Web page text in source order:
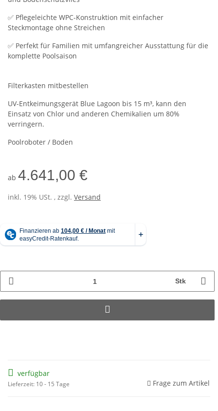
✅ Pflegeleichte WPC-Konstruktion mit einfacher
Steckmontage ohne Streichen
✅ Perfekt für Familien mit umfangreicher Ausstattung für die
komplette Poolsaison
Filterkasten mitbestellen
UV-Entkeimungsgerät Blue Lagoon bis 15 m³, kann den
Einsatz von Chlor und anderen Chemikalien um 80%
verringern.
Poolroboter / Boden
ab 4.641,00 €
inkl. 19% USt. , zzgl. Versand
Stk
verfügbar
Lieferzeit: 10 - 15 Tage Frage zum Artikel